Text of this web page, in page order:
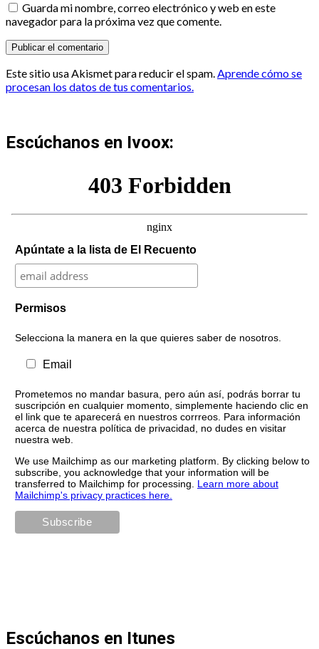
Guarda mi nombre, correo electrónico y web en este
navegador para la próxima vez que comente.
Este sitio usa Akismet para reducir el spam.Aprende cómo se
procesan los datos de tus comentarios.
Escúchanos en Ivoox:
Apúntate a la lista de El Recuento
Permisos
Selecciona la manera en la que quieres saber de nosotros.
Email
Prometemos no mandar basura, pero aún así, podrás borrar tu
suscripción en cualquier momento, simplemente haciendo clic en
el link que te aparecerá en nuestros corrreos. Para información
acerca de nuestra política de privacidad, no dudes en visitar
nuestra web.
We use Mailchimp as our marketing platform. By clicking below to
subscribe, you acknowledge that your information will be
transferred to Mailchimp for processing. Learn more about
Mailchimp's privacy practices here.
Escúchanos en Itunes